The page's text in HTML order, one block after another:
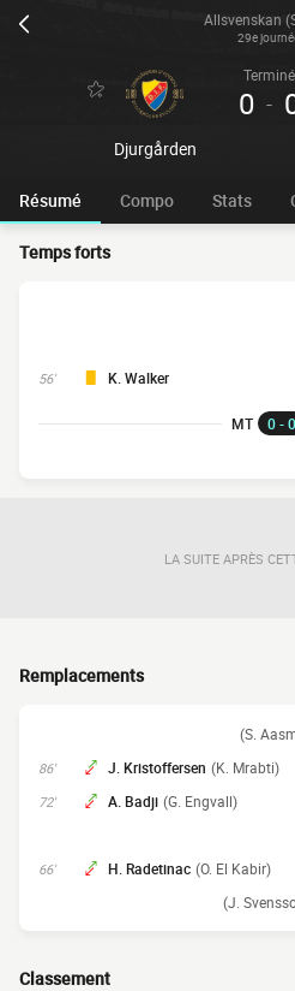
Allsvenskan
29e
Djurgården
Terminé
0 -
Résumé Compo Stats
Temps forts
56' K. Walker
MT 0 - 0
LA SUITE APRÈS
Remplacements
(S.
86' J. Kristoffersen (K. Mrabti)
72' A. Badji (G. Engvall)
66' H. Radetinac (O. El Kabir)
(J.
Classement